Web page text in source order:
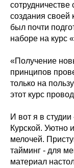
сотрудничестве
создания своей
был почти
наборе на курс
«Получение
принципов
только на
этот курс
И вот я в
Курской. Уютно
мелочей.
тайминг - для
материал